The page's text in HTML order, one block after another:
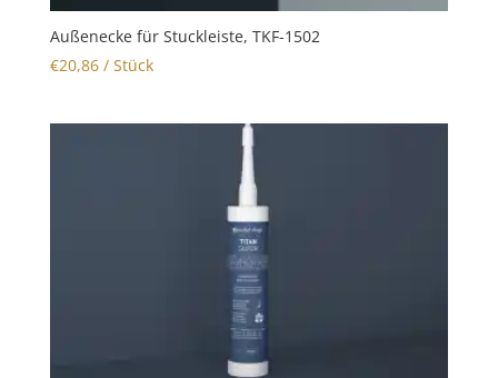
Außenecke für Stuckleiste, TKF-1502
€20,86/ Stück